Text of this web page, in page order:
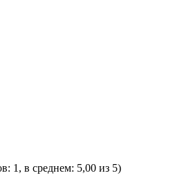
1, в среднем: 5,00 из 5)